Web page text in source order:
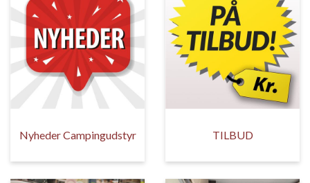
Nyheder Campingudstyr TILBUD